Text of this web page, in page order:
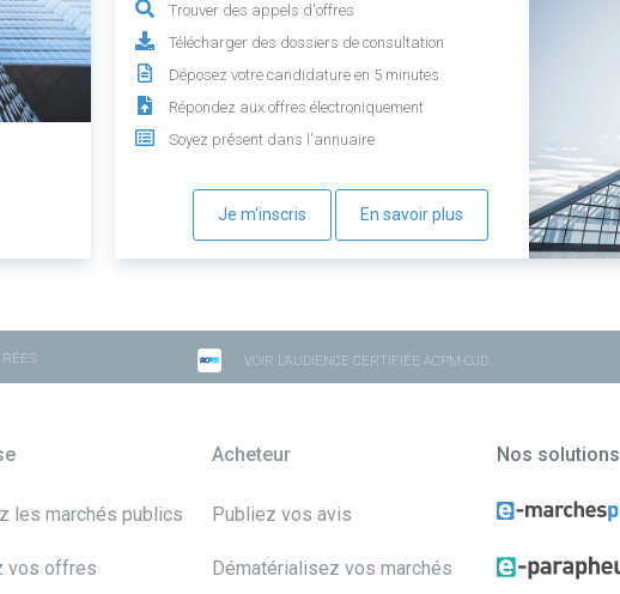
Trouver des appels d'offres
Télécharger des dossiers de consultation
Déposez votre candidature en 5 minutes
Répondez aux offres électroniquement
Soyez présent dans l'annuaire
Je m'inscris En savoir plus
VOIR L'AUDIENCE CERTIFIÉE ACPM-OJD
les marchés publics
vos offres
Acheteur
Publiez vos avis
Dématérialisez vos marchés
Nos solutions